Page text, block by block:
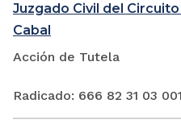
Juzgado Civil del
Cabal
Acción de Tutela
Radicado: 666 82 31 03